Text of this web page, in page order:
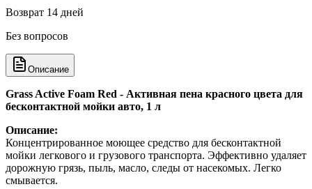
Возврат 14 дней
Без вопросов
Описание
Grass Active Foam Red - Активная пена красного цвета для
бесконтактной мойки авто, 1 л
Описание:
Концентрированное моющее средство для бесконтактной
мойки легкового и грузового транспорта. Эффективно удаляет
дорожную грязь, пыль, масло, следы от насекомых. Легко
смывается.